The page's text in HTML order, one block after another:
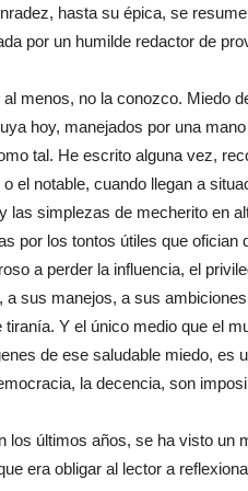
hasta su épica, se
por un humilde redactor de
menos, no la conozco. Miedo
hoy, manejados por una
tal. He escrito alguna vez,
el notable, cuando llegan a
las simplezas de mecherito en
por los tontos útiles que ofician
a perder la influencia, el
a sus manejos, a sus
Y el único medio que el
de ese saludable miedo, es
la decencia, son
los últimos años, se ha visto un
era obligar al lector a